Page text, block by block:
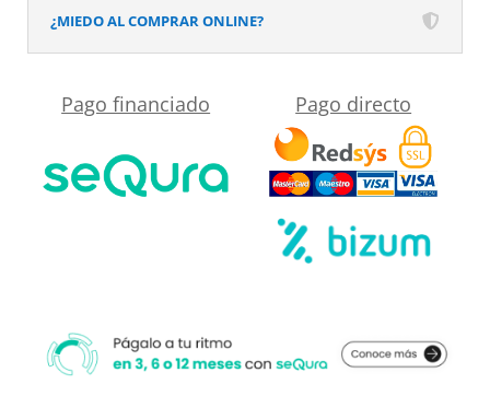
cajónes
acabado
OLIVO
ROBLE
¿MIEDO AL COMPRAR ONLINE?
Pago financiado Pago directo